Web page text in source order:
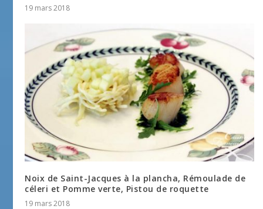
19 mars 2018
Noix de Saint-Jacques à la plancha, Rémoulade de
céleri et Pomme verte, Pistou de roquette
19 mars 2018